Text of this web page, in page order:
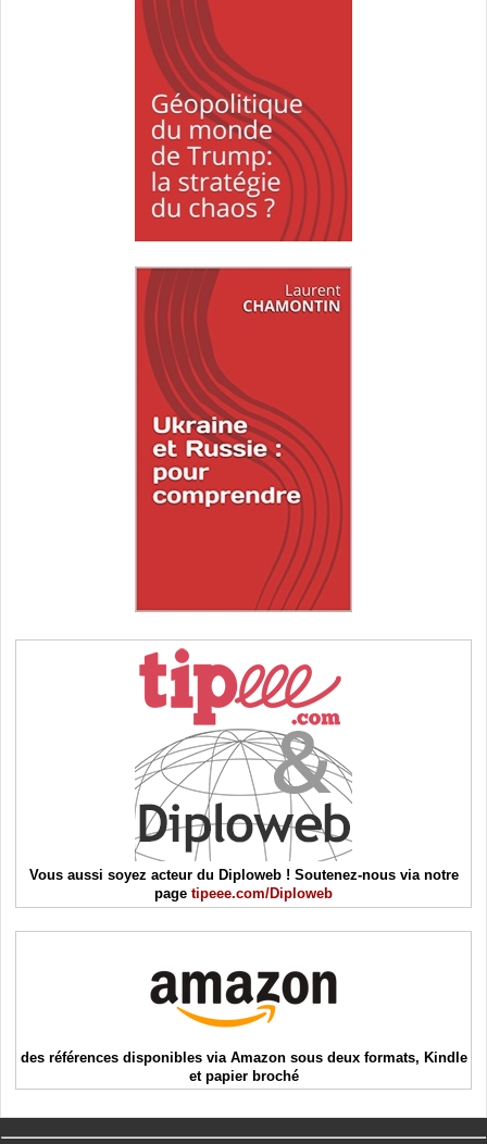
Vous aussi soyez acteur du Diploweb ! Soutenez-nous via notre
page tipeee.com/Diploweb
des références disponibles via Amazon sous deux formats, Kindle
et papier broché